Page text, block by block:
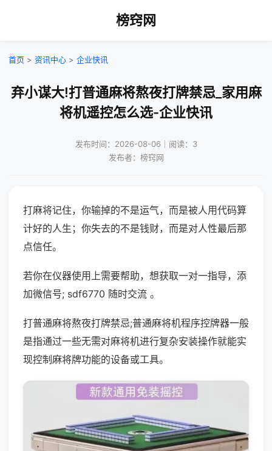
榜窍网
首页 > 资讯中心 > 企业快讯
弃小谋大!打普通麻将熬夜打牌禁忌_家用麻
将机遥控怎么选-企业快讯
发布时间：2026-08-06｜阅读：3
发布者：榜窍网
打麻将记住，你输掉的不是运气，而是被人用代码算
计好的人生；你失去的不是钱财，而是对人性最后那
点信任。
若你在仪器使用上需要帮助，想获取一对一指导，添
加微信号; sdf6770 随时交流 。
打普通麻将熬夜打牌禁忌;普通麻将机程序控牌器一般
是指通过一些无需对麻将机进行复杂安装操作就能实
现控制麻将牌功能的设备或工具。